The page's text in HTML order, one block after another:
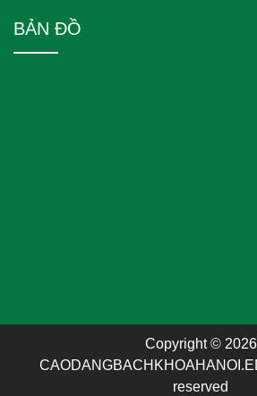
BẢN ĐỒ
Copyright © 2026
reserved